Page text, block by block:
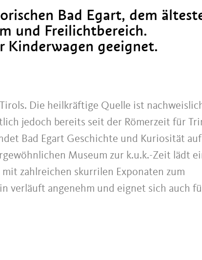
Bad Egart, dem
und Freilichtbereich.
Kinderwagen geeignet.
Die heilkräftige Quelle ist
jedoch bereits seit der Römerzeit für
Bad Egart Geschichte und Kuriosität auf
Museum zur k.u.k.-Zeit lädt
zahlreichen skurrilen Exponaten zum
verläuft angenehm und eignet sich auch